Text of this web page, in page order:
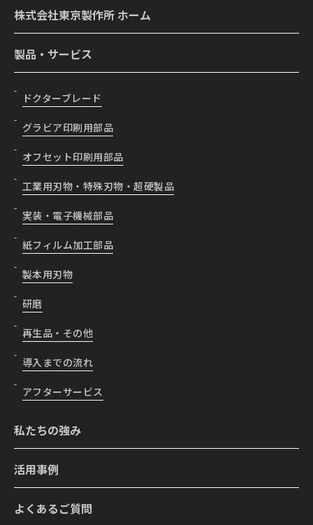
株式会社東京製作所 ホーム
製品・サービス
ドクターブレード
グラビア印刷用部品
オフセット印刷用部品
工業用刃物・特殊刃物・超硬製品
実装・電子機械部品
紙フィルム加工部品
製本用刃物
研磨
再生品・その他
導入までの流れ
アフターサービス
私たちの強み
活用事例
よくあるご質問